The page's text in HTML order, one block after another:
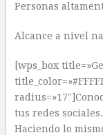
Personas
Alcance a nivel
[wps_box
tus redes sociales.
Haciendo lo